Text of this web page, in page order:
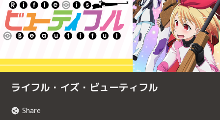
ライフル・イズ・ビューティフル
Share